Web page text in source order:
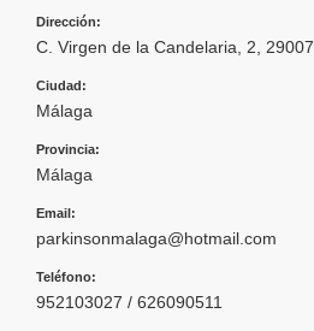
Dirección:
C. Virgen de la Candelaria, 2, 29007
Ciudad:
Málaga
Provincia:
Málaga
Email:
parkinsonmalaga@hotmail.com
Teléfono:
952103027 / 626090511